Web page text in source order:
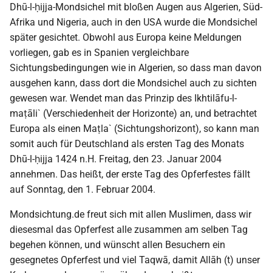
Dhū-l-ḥijja-Mondsichel mit bloßen Augen aus Algerien, Süd-
Afrika und Nigeria, auch in den USA wurde die Mondsichel
später gesichtet. Obwohl aus Europa keine Meldungen
vorliegen, gab es in Spanien vergleichbare
Sichtungsbedingungen wie in Algerien, so dass man davon
ausgehen kann, dass dort die Mondsichel auch zu sichten
gewesen war. Wendet man das Prinzip des Ikhtilāfu-l-
maṭāli` (Verschiedenheit der Horizonte) an, und betrachtet
Europa als einen Maṭla` (Sichtungshorizont), so kann man
somit auch für Deutschland als ersten Tag des Monats
Dhū-l-ḥijja 1424 n.H. Freitag, den 23. Januar 2004
annehmen. Das heißt, der erste Tag des Opferfestes fällt
auf Sonntag, den 1. Februar 2004.
Mondsichtung.de freut sich mit allen Muslimen, dass wir
diesesmal das Opferfest alle zusammen am selben Tag
begehen können, und wünscht allen Besuchern ein
gesegnetes Opferfest und viel Taqwā, damit Allāh (t) unser